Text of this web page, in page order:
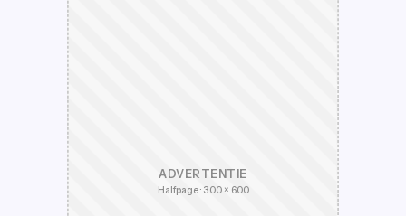
ADVERTENTIE
Halfpage · 300 × 600